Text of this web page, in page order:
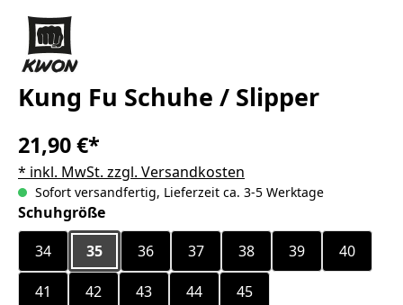
Kung Fu Schuhe / Slipper
21,90 €*
* inkl. MwSt. zzgl. Versandkosten
Sofort versandfertig, Lieferzeit ca. 3-5 Werktage
Schuhgrößeauswählen
34
35 36 37 38 39 40
41 42 43 44 45